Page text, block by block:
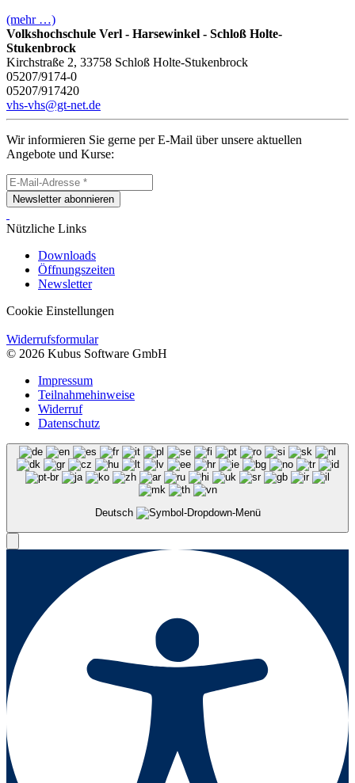
(mehr …)
Volkshochschule Verl - Harsewinkel - Schloß Holte-
Stukenbrock
Kirchstraße 2, 33758 Schloß Holte-Stukenbrock
05207/9174-0
05207/917420
vhs-vhs@gt-net.de
Wir informieren Sie gerne per E-Mail über unsere aktuellen
Angebote und Kurse:
Newsletter abonnieren
Nützliche Links
Downloads
Öffnungszeiten
Newsletter
Cookie Einstellungen
Widerrufsformular
© 2026 Kubus Software GmbH
Impressum
Teilnahmehinweise
Widerruf
Datenschutz
Deutsch